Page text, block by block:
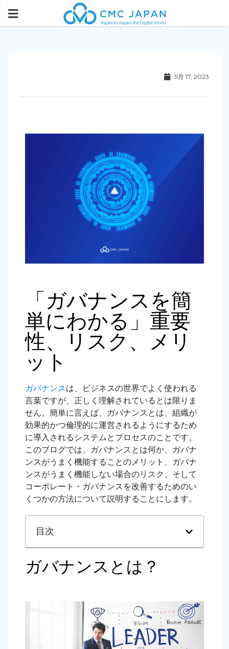
5月 17, 2023
「ガバナンスを簡
単にわかる」重要
性、リスク、メリ
ット
ガバナンスは、ビジネスの世界でよく使われる
言葉ですが、正しく理解されているとは限りま
せん。簡単に言えば、ガバナンスとは、組織が
効果的かつ倫理的に運営されるようにするため
に導入されるシステムとプロセスのことです。
このブログでは、ガバナンスとは何か、ガバナ
ンスがうまく機能することのメリット、ガバナ
ンスがうまく機能しない場合のリスク、そして
コーポレート・ガバナンスを改善するためのい
くつかの方法について説明することにします。
目次
ガバナンスとは？